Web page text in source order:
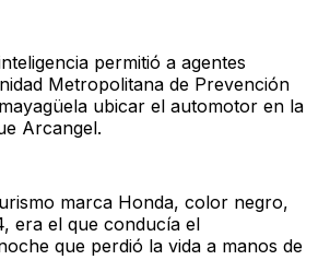
permitió a agentes
Metropolitana de Prevención
ubicar el automotor en la
Arcangel.
marca Honda, color negro,
era el que conducía el
que perdió la vida a manos de